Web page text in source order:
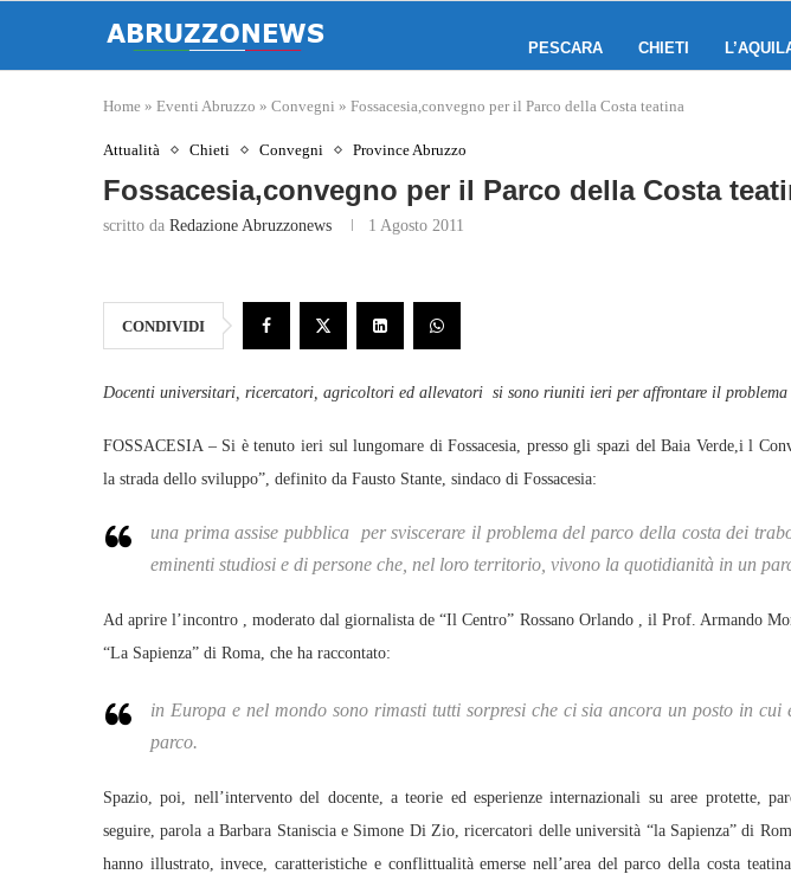
PESCARA CHIETI
Home » Eventi Abruzzo » Convegni » Fossacesia,convegno per il Parco della Costa teatina
Attualità Chieti Convegni Province Abruzzo
Fossacesia,convegno per il Parco della Costa
scritto da Redazione Abruzzonews 1 Agosto 2011
CONDIVIDI
Docenti universitari, ricercatori, agricoltori ed allevatori si sono riuniti ieri per affrontare il problema
FOSSACESIA – Si è tenuto ieri sul lungomare di Fossacesia, presso gli spazi del Baia Verde,i l
la strada dello sviluppo”, definito da Fausto Stante, sindaco di Fossacesia:
una prima assise pubblica per sviscerare il problema del parco della costa dei
eminenti studiosi e di persone che, nel loro territorio, vivono la quotidianità in un
Ad aprire l’incontro , moderato dal giornalista de “Il Centro” Rossano Orlando , il Prof. Armando
“La Sapienza” di Roma, che ha raccontato:
in Europa e nel mondo sono rimasti tutti sorpresi che ci sia ancora un posto in cui
parco.
Spazio, poi, nell’intervento del docente, a teorie ed esperienze internazionali su aree protette,
seguire, parola a Barbara Staniscia e Simone Di Zio, ricercatori delle università “la Sapienza” di
hanno illustrato, invece, caratteristiche e conflittualità emerse nell’area del parco della costa